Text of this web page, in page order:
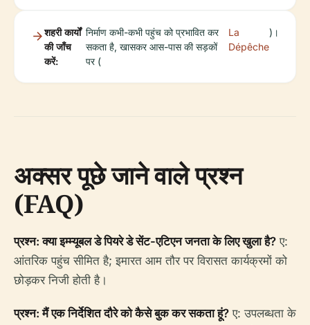
शहरी कार्यों
की जाँच
करें:
निर्माण कभी-कभी पहुंच को प्रभावित कर
सकता है, खासकर आस-पास की सड़कों
पर (
La
Dépêche
)।
अक्सर पूछे जाने वाले प्रश्न
(FAQ)
प्रश्न: क्या इम्म्यूबल डे पियरे डे सेंट-एटिएन जनता के लिए खुला है? ए:
आंतरिक पहुंच सीमित है; इमारत आम तौर पर विरासत कार्यक्रमों को
छोड़कर निजी होती है।
प्रश्न: मैं एक निर्देशित दौरे को कैसे बुक कर सकता हूं? ए: उपलब्धता के